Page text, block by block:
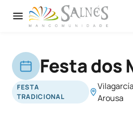
Festa dos
FESTA
TRADICIONAL
Arousa